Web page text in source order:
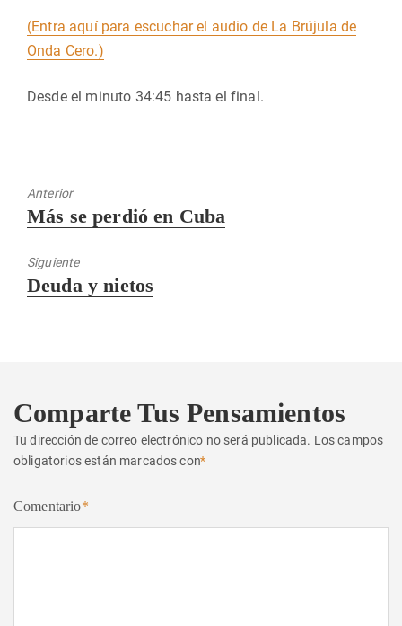
(Entra aquí para escuchar el audio de La Brújula de
Onda Cero.)
Desde el minuto 34:45 hasta el final.
Anterior
Entrada
Más se perdió en Cuba
Siguiente
Entrada
Deuda y nietos
Comparte Tus Pensamientos
Tu dirección de correo electrónico no será publicada. Los campos
obligatorios están marcados con*
Comentario*